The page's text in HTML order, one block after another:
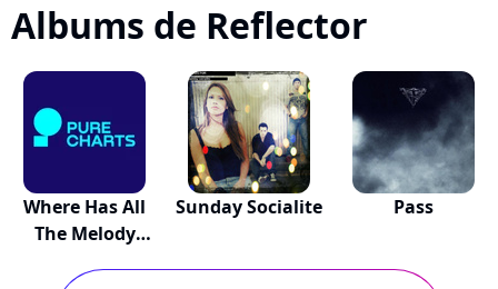
Albums de Reflector
Where Has All
The Melody
Sunday Socialite Pass